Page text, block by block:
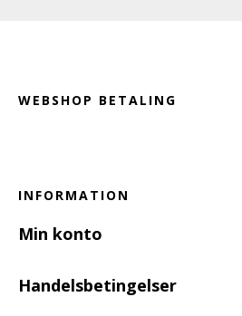
WEBSHOP BETALING
INFORMATION
Min konto
Handelsbetingelser